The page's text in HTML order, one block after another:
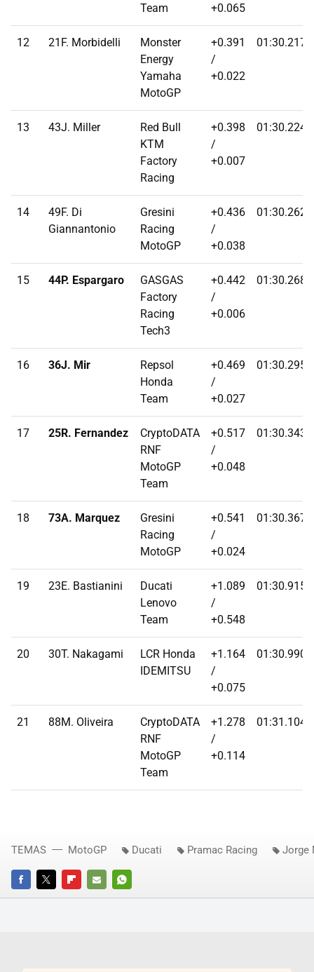
Team
+0.065
12 21F. Morbidelli
Monster
Energy
Yamaha
MotoGP
+0.391
/
+0.022
01:30.2170
13 43J. Miller
Red Bull
KTM
Factory
Racing
+0.398
/
+0.007
01:30.2240
14
49F. Di
Giannantonio
Gresini
Racing
MotoGP
+0.436
/
+0.038
01:30.2620
15 44P. Espargaro
GASGAS
Factory
Racing
Tech3
+0.442
/
+0.006
01:30.2680
16 36J. Mir
Repsol
Honda
Team
+0.469
/
+0.027
01:30.2950
17 25R. Fernandez
CryptoDATA
RNF
MotoGP
Team
+0.517
/
+0.048
01:30.3430
18 73A. Marquez
Gresini
Racing
MotoGP
+0.541
/
+0.024
01:30.3670
19 23E. Bastianini
Ducati
Lenovo
Team
+1.089
/
+0.548
01:30.9150
20 30T. Nakagami
LCR Honda
IDEMITSU
+1.164
/
+0.075
01:30.9900
21 88M. Oliveira
CryptoDATA
RNF
MotoGP
Team
+1.278
/
+0.114
01:31.1040
FACEBOOKTWITTERFLIPBOARD
E-
WHATSAPP
TEMAS MotoGP Ducati Pramac Racing Jorge